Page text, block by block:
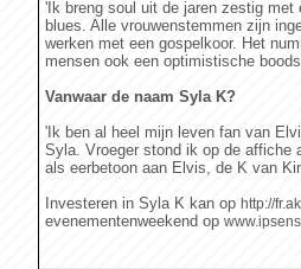
'Ik breng soul uit de jaren zestig met
blues. Alle vrouwenstemmen zijn
werken met een gospelkoor. Het
mensen ook een optimistische
Vanwaar de naam Syla K?
'Ik ben al heel mijn leven fan van
Syla. Vroeger stond ik op de affiche
als eerbetoon aan Elvis, de K van
Investeren in Syla K kan op http://
evenementenweekend op